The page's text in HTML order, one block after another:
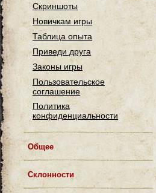
Скриншоты
Новичкам игры
Таблица опыта
Приведи друга
Законы игры
Пользовательское
соглашение
Политика
конфиденциальности
Общее
Расы в игре
Смена расы
Игровые локации
Склонности
Принцип